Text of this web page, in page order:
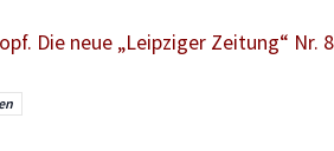
Die neue „Leipziger Zeitung“ Nr.